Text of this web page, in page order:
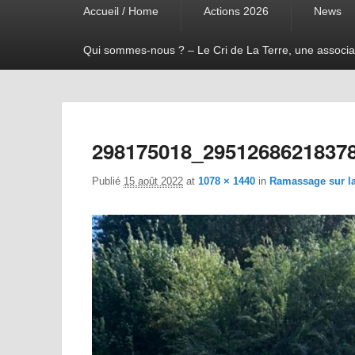
Accueil / Home Actions 2026 News
Qui sommes-nous ? – Le Cri de La Terre, une
Publié 15 août 2022 at 1078 × 1440 in Ramassage sur